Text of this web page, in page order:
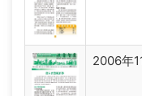
2006年